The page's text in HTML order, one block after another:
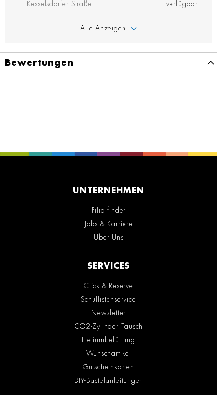
Kesselsdorfer Straße 1
verfügbar
Alle Anzeigen
Bewertungen
UNTERNEHMEN
Filialfinder
Jobs & Karriere
Über Uns
SERVICES
Click & Reserve
Schullistenservice
Newsletter
CO2-Zylinder Tausch
Heliumbefüllung
Wunschartikel
Gutscheinkarten
DIY-Bastelanleitungen